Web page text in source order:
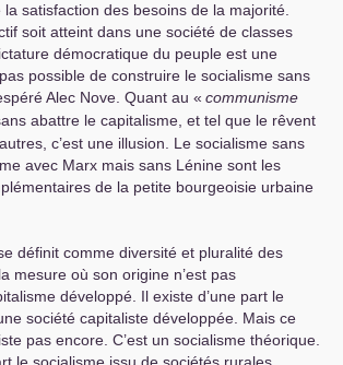
satisfaction des besoins de la majorité.
soit atteint dans une société de classes
démocratique du peuple est une
possible de construire le socialisme sans
Alec Nove. Quant au « communisme
abattre le capitalisme, et tel que le rêvent
c’est une illusion. Le socialisme sans
avec Marx mais sans Lénine sont les
de la petite bourgeoisie urbaine
définit comme diversité et pluralité des
mesure où son origine n’est pas
développé. Il existe d’une part le
société capitaliste développée. Mais ce
pas encore. C’est un socialisme théorique.